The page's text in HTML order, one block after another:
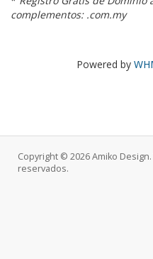
complementos: .com.my
Powered by
Copyright © 2026 Amiko
reservados.